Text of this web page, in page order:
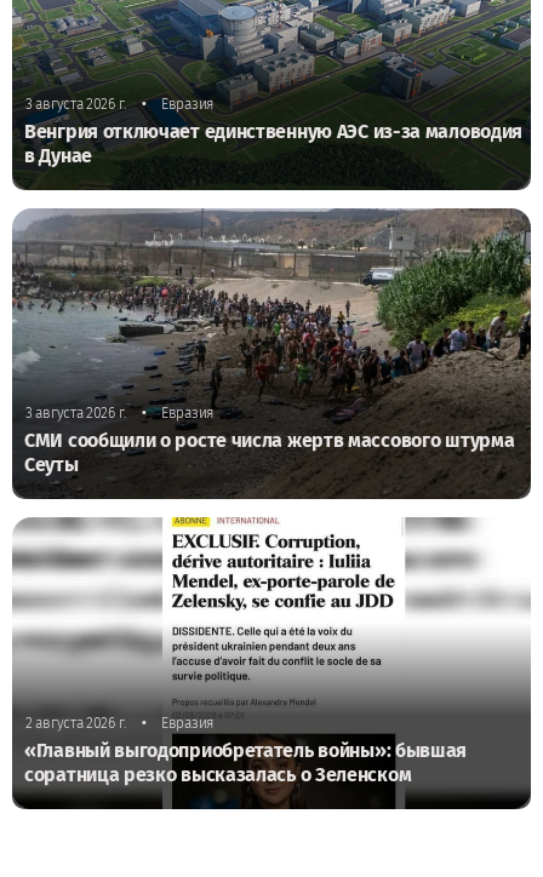
3 августа 2026 г. • Евразия
Венгрия отключает единственную АЭС из-за маловодия
в Дунае
3 августа 2026 г. • Евразия
СМИ сообщили о росте числа жертв массового штурма
Сеуты
2 августа 2026 г. • Евразия
«Главный выгодоприобретатель войны»: бывшая
соратница резко высказалась о Зеленском